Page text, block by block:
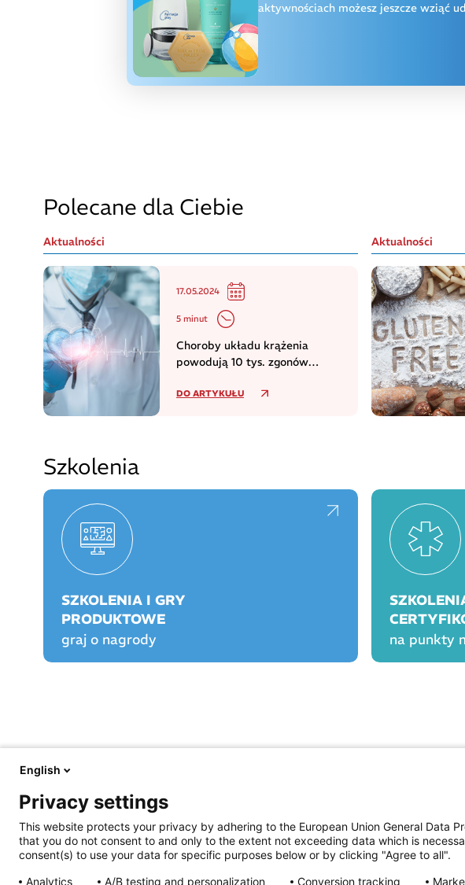
aktywnościach możesz jeszcze wziąć
Polecane dla Ciebie
Aktualności
17.05.2024
5 minut
Choroby układu krążenia
powodują 10 tys. zgonów
WHO
DO ARTYKUŁU
Aktualności
Szkolenia
SZKOLENIA I GRY
PRODUKTOWE
graj o nagrody
na punkty
O nas
Aktualności
Prawo
Opieka farmaceutyczna
Prowadzenie apteki
Graj o nagrody!
Rankingi
Szkolenia certyfikowane
English
Privacy settings
This website protects your privacy by adhering to the European Union General Data
that you do not consent to and only to the extent not exceeding data which is
consent(s) to use your data for specific purposes below or by clicking "Agree to all".
Analytics
A/B testing and personalization Conversion tracking